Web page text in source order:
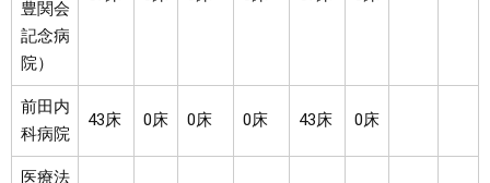
豊関会
記念病
院）
前田内
科病院
43床 0床 0床 0床 43床 0床
医療法